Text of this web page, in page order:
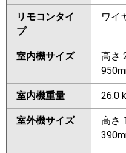
リモコンタイ
プ
ワイ
室内機サイズ
高さ
室内機重量 26.0
室外機サイズ
高さ